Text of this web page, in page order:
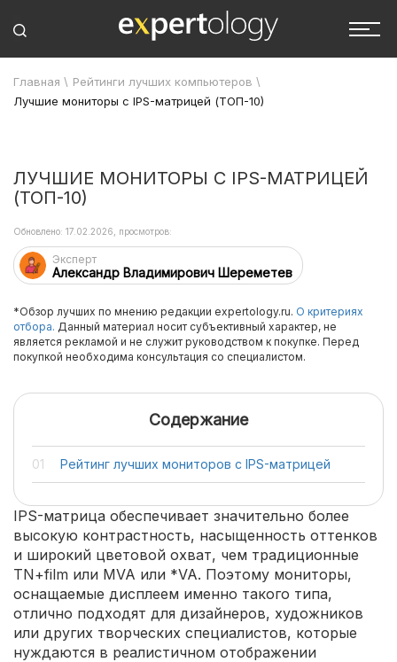
Главная \ Рейтинги лучших компьютеров \
Лучшие мониторы с IPS-матрицей (ТОП-10)
ЛУЧШИЕ МОНИТОРЫ С IPS-МАТРИЦЕЙ
(ТОП-10)
Эксперт
Александр Владимирович Шереметев
Обновлено: 17.02.2026, просмотров:
*Обзор лучших по мнению редакции expertology.ru. О критериях
отбора. Данный материал носит субъективный характер, не
является рекламой и не служит руководством к покупке. Перед
покупкой необходима консультация со специалистом.
Содержание
Рейтинг лучших мониторов с IPS-матрицей
IPS-матрица обеспечивает значительно более
высокую контрастность, насыщенность оттенков
и широкий цветовой охват, чем традиционные
TN+film или MVA или *VA. Поэтому мониторы,
оснащаемые дисплеем именно такого типа,
отлично подходят для дизайнеров, художников
или других творческих специалистов, которые
нуждаются в реалистичном отображении